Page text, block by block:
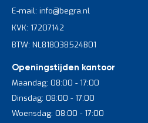
E-mail: info@begra.nl
KVK: 17207142
BTW: NL818038524B01
Openingstijden kantoor
Maandag: 08:00 - 17:00
Dinsdag: 08:00 - 17:00
Woensdag: 08:00 - 17:00